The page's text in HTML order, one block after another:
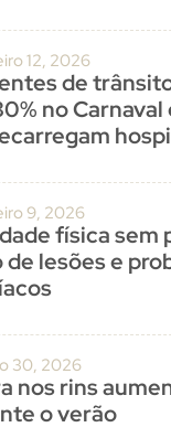
12, 2026
de
no Carnaval
9, 2026
física sem
de lesões e
30, 2026
nos rins
o verão